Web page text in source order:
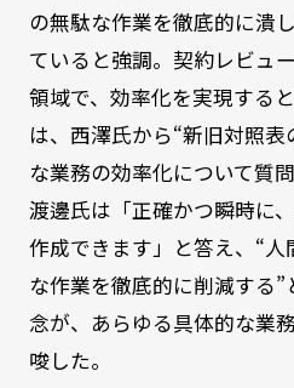
の無駄な作業を徹底的に潰
ていると強調。契約レビュ
領域で、効率化を実現する
は、西澤氏から“新旧対照
な業務の効率化について質
渡邊氏は「正確かつ瞬時に
作成できます」と答え、“
な作業を徹底的に削減する
念が、あらゆる具体的な業
唆した。